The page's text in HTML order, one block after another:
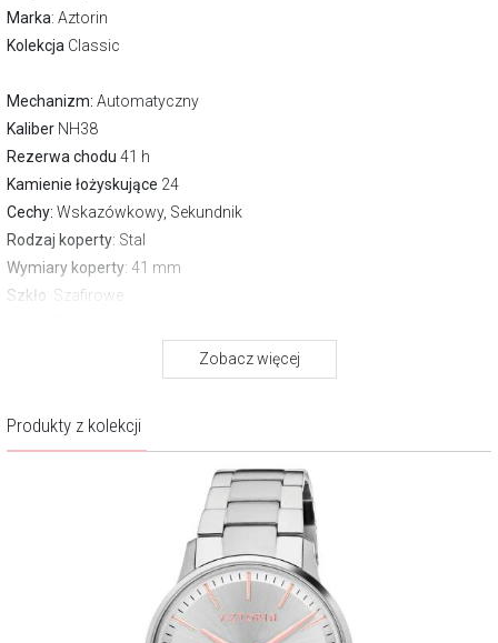
Marka: Aztorin
Kolekcja Classic
Mechanizm: Automatyczny
Kaliber NH38
Rezerwa chodu 41 h
Kamienie łożyskujące 24
Cechy: Wskazówkowy, Sekundnik
Rodzaj koperty: Stal
Wymiary koperty: 41 mm
Szkło : Szafirowe
: Pasek skórzany
Gwarancja producenta:
Brak możliwości wykonania grawerunku.
Aztorin to marka, która swoją filozofią i wzornictwem doskonale
wpisuje się w etos współczesnego mężczyzny. Ma charakter, jest
wyrazista, dynamiczna, a przy tym niepozbawiona szyku, naturalnej
Zobacz więcej
Produkty z kolekcji